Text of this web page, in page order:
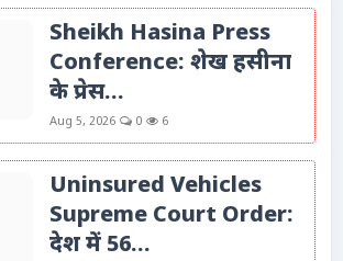
Sheikh Hasina Press
Conference: शेख हसीना
के प्रेस...
Aug 5, 2026 0 6
Uninsured Vehicles
Supreme Court Order:
देश में 56...